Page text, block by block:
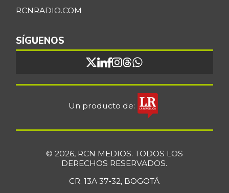
RCNRADIO.COM
SÍGUENOS
Un producto de:
© 2026, RCN MEDIOS. TODOS LOS
DERECHOS RESERVADOS.
CR. 13A 37-32, BOGOTÁ